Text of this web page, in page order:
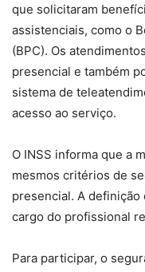
que solicitaram
assistenciais, como o
(BPC). Os
presencial e também
sistema de
acesso ao serviço.
O INSS informa que a
mesmos critérios de
presencial. A definição
cargo do profissional
Para participar, o